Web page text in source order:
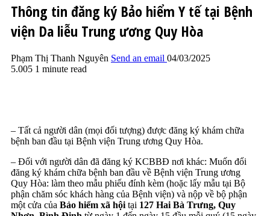
Thông tin đăng ký Bảo hiểm Y tế tại Bệnh
viện Da liễu Trung ương Quy Hòa
Phạm Thị Thanh Nguyên Send an email 04/03/2025
5.005 1 minute read
– Tất cả người dân (mọi đối tượng) được đăng ký khám chữa
bệnh ban đầu tại Bệnh viện Trung ương Quy Hòa.
– Đối với người dân đã đăng ký KCBBĐ nơi khác: Muốn đổi
đăng ký khám chữa bệnh ban đầu về Bệnh viện Trung ương
Quy Hòa: làm theo mẫu phiếu đính kèm (hoặc lấy mẫu tại Bộ
phận chăm sóc khách hàng của Bệnh viện) và nộp về bộ phận
một cửa của Bảo hiểm xã hội tại 127 Hai Bà Trưng, Quy